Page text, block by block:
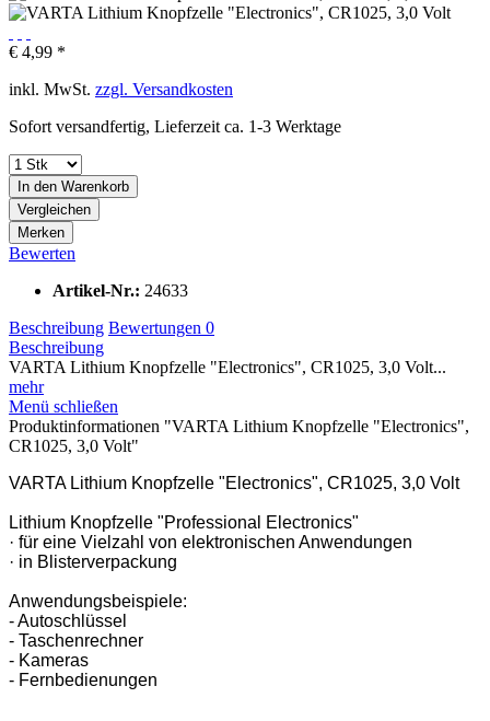
€ 4,99 *
inkl. MwSt. zzgl. Versandkosten
Sofort versandfertig, Lieferzeit ca. 1-3 Werktage
In den Warenkorb
Vergleichen
Merken
Bewerten
Artikel-Nr.: 24633
Beschreibung Bewertungen 0
Beschreibung
VARTA Lithium Knopfzelle "Electronics", CR1025, 3,0 Volt...
mehr
Menü schließen
Produktinformationen "VARTA Lithium Knopfzelle "Electronics",
CR1025, 3,0 Volt"
VARTA Lithium Knopfzelle "Electronics", CR1025, 3,0 Volt
Lithium Knopfzelle "Professional Electronics"
· für eine Vielzahl von elektronischen Anwendungen
· in Blisterverpackung
Anwendungsbeispiele:
- Autoschlüssel
- Taschenrechner
- Kameras
- Fernbedienungen